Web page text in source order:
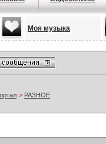
Моя музыка
> РАЗНОЕ